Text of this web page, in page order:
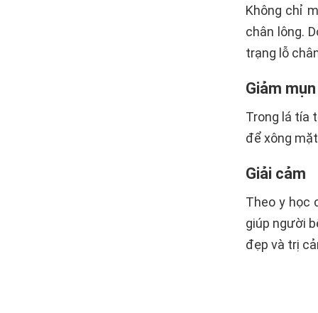
Không chỉ
chân lông.
trạng lỗ
Giảm mụn
Trong lá tía
để xông
Giải cảm
Theo y học
giúp người
đẹp và trị